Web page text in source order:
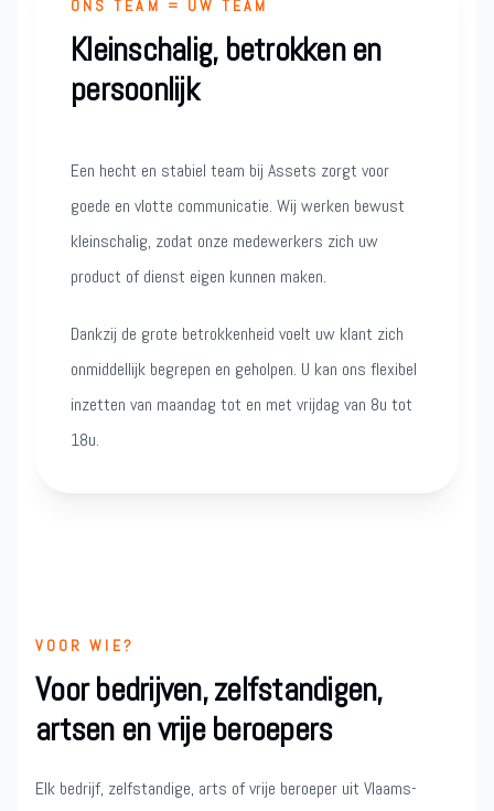
ONS TEAM = UW TEAM
Kleinschalig, betrokken en
persoonlijk
Een hecht en stabiel team bij Assets zorgt voor
goede en vlotte communicatie. Wij werken bewust
kleinschalig, zodat onze medewerkers zich uw
product of dienst eigen kunnen maken.
Dankzij de grote betrokkenheid voelt uw klant zich
onmiddellijk begrepen en geholpen. U kan ons flexibel
inzetten van maandag tot en met vrijdag van 8u tot
18u.
VOOR WIE?
Voor bedrijven, zelfstandigen,
artsen en vrije beroepers
Elk bedrijf, zelfstandige, arts of vrije beroeper uit Vlaams-